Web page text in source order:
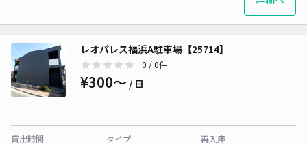
レオパレス福浜A駐車場【25714】
0 / 0件
¥300〜 / 日
貸出時間
タイプ
再入庫